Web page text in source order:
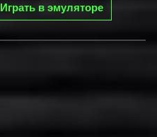
Играть в эмуляторе